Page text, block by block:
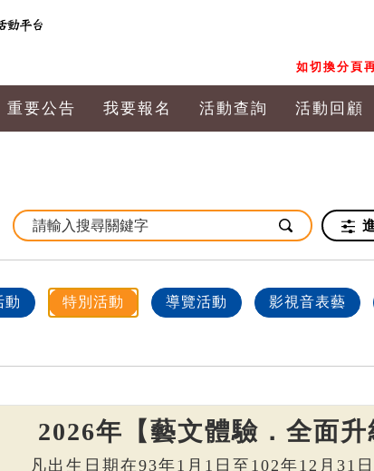
如切換分頁
重要公告 我要報名 活動查詢 活動回顧
動 特別活動 導覽活動 影視音表藝
2026年【藝文體驗．全面
凡出生日期在93年1月1日至102年12月31